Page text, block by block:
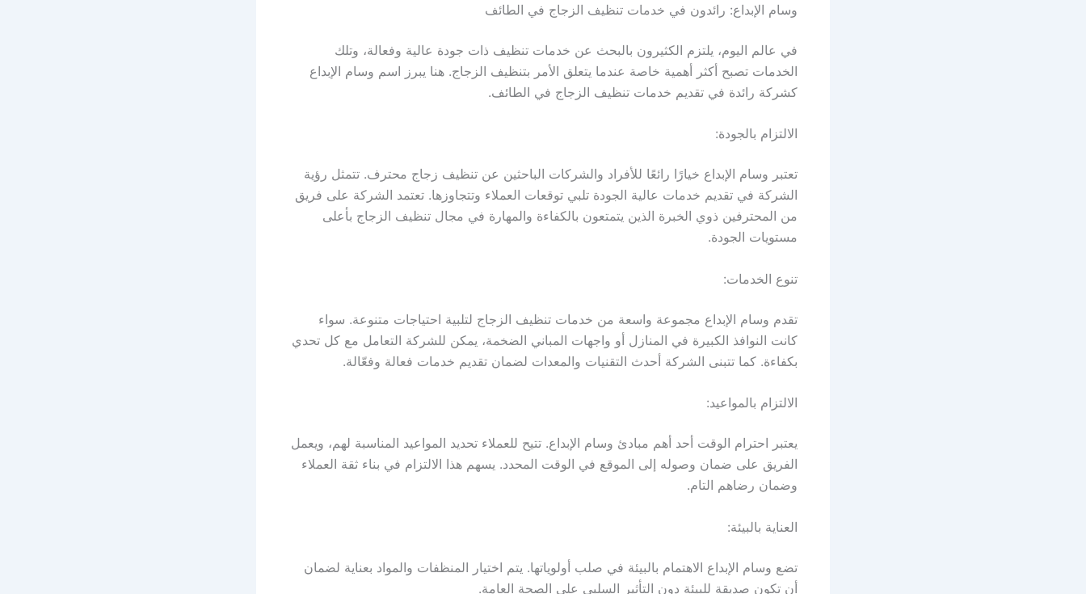
وسام الإبداع: رائدون في خدمات تنظيف الزجاج في الطائف
في عالم اليوم، يلتزم الكثيرون بالبحث عن خدمات تنظيف ذات جودة عالية وفعالة، وتلك
الخدمات تصبح أكثر أهمية خاصة عندما يتعلق الأمر بتنظيف الزجاج. هنا يبرز اسم وسام الإبداع
كشركة رائدة في تقديم خدمات تنظيف الزجاج في الطائف.
الالتزام بالجودة:
تعتبر وسام الإبداع خيارًا رائعًا للأفراد والشركات الباحثين عن تنظيف زجاج محترف. تتمثل رؤية
الشركة في تقديم خدمات عالية الجودة تلبي توقعات العملاء وتتجاوزها. تعتمد الشركة على فريق
من المحترفين ذوي الخبرة الذين يتمتعون بالكفاءة والمهارة في مجال تنظيف الزجاج بأعلى
مستويات الجودة.
تنوع الخدمات:
تقدم وسام الإبداع مجموعة واسعة من خدمات تنظيف الزجاج لتلبية احتياجات متنوعة. سواء
كانت النوافذ الكبيرة في المنازل أو واجهات المباني الضخمة، يمكن للشركة التعامل مع كل تحدي
بكفاءة. كما تتبنى الشركة أحدث التقنيات والمعدات لضمان تقديم خدمات فعالة وفعّالة.
الالتزام بالمواعيد:
يعتبر احترام الوقت أحد أهم مبادئ وسام الإبداع. تتيح للعملاء تحديد المواعيد المناسبة لهم، ويعمل
الفريق على ضمان وصوله إلى الموقع في الوقت المحدد. يسهم هذا الالتزام في بناء ثقة العملاء
وضمان رضاهم التام.
العناية بالبيئة:
تضع وسام الإبداع الاهتمام بالبيئة في صلب أولوياتها. يتم اختيار المنظفات والمواد بعناية لضمان
أن تكون صديقة للبيئة دون التأثير السلبي على الصحة العامة.